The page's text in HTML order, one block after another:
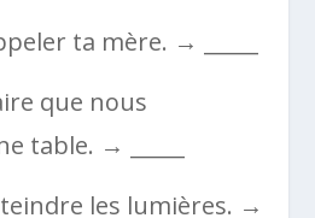
ta mère. → _____
que nous
table. → _____
les lumières. →